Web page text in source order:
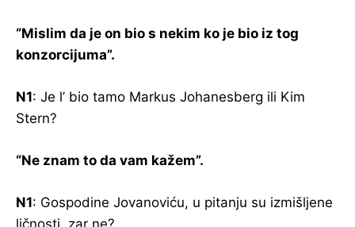
“Mislim da je on bio s nekim ko je bio iz tog
konzorcijuma”.
N1: Je l’ bio tamo Markus Johanesberg ili Kim
Stern?
“Ne znam to da vam kažem”.
N1: Gospodine Jovanoviću, u pitanju su izmišljene
ličnosti, zar ne?